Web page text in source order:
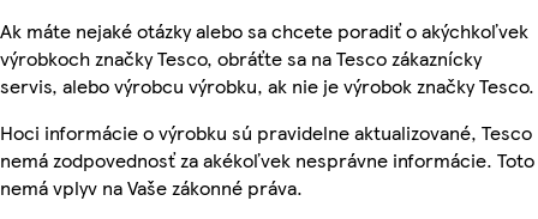
Ak máte nejaké otázky alebo sa chcete poradiť o akýchkoľvek
výrobkoch značky Tesco, obráťte sa na Tesco zákaznícky
servis, alebo výrobcu výrobku, ak nie je výrobok značky Tesco.
Hoci informácie o výrobku sú pravidelne aktualizované, Tesco
nemá zodpovednosť za akékoľvek nesprávne informácie. Toto
nemá vplyv na Vaše zákonné práva.